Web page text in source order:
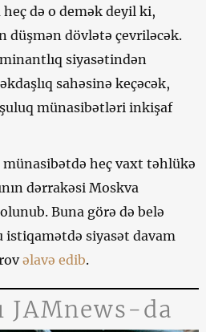
də o demək deyil ki,
düşmən dövlətə çevriləcək.
siyasətindən
sahəsinə keçəcək,
münasibətləri inkişaf
münasibətdə heç vaxt təhlükə
dərrakəsi Moskva
Buna görə də belə
istiqamətdə siyasət davam
əlavə edib.
JAMnews-da